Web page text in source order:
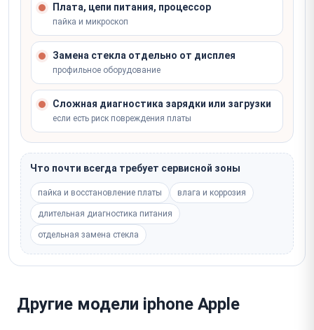
Плата, цепи питания, процессор
пайка и микроскоп
Замена стекла отдельно от дисплея
профильное оборудование
Сложная диагностика зарядки или загрузки
если есть риск повреждения платы
Что почти всегда требует сервисной зоны
пайка и восстановление платы влага и коррозия
длительная диагностика питания
отдельная замена стекла
Другие модели iphone Apple